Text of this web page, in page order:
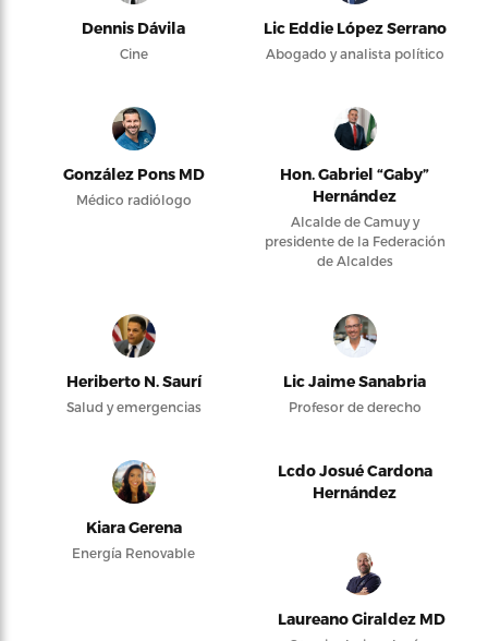
Dennis Dávila
Cine
Lic Eddie López Serrano
Abogado y analista político
González Pons MD
Médico radiólogo
Hon. Gabriel “Gaby”
Hernández
Alcalde de Camuy y
presidente de la Federación
de Alcaldes
Heriberto N. Saurí
Salud y emergencias
Lic Jaime Sanabria
Profesor de derecho
Kiara Gerena
Energía Renovable
Lcdo Josué Cardona
Hernández
Laureano Giraldez MD